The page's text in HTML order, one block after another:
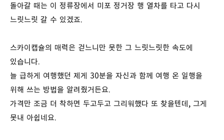
돌아갈 때는 이 정류장에서 미포 정거장 행 열차를 타고 다시
느릿느릿 갈 수 있겠죠.
스카이캡슐의 매력은 걷느니만 못한 그 느릿느릿한 속도에
있습니다.
늘 급하게 여행했던 제게 30분을 자신과 함께 여행 온 일행을
위해 쓰는 방법을 알려줬거든요.
가격만 조금 더 착하면 두고두고 그리워했다 또 찾을텐데, 그게
못내 아쉽네요.